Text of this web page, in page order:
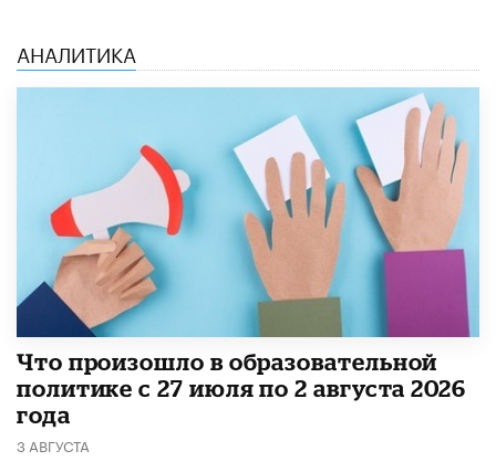
АНАЛИТИКА
​Что произошло в образовательной
политике с 27 июля по 2 августа 2026
года
3 АВГУСТА